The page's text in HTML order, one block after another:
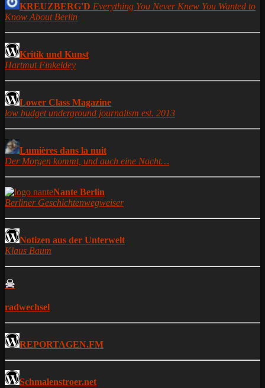
KREUZBERG'D Everything You Never Knew You Wanted to
Know About Berlin
Kritik und Kunst
Hartmut Finkeldey
Lower Class Magazine
low budget underground journalism est. 2013
Lumières dans la nuit
Der Morgen kommt, und auch eine Nacht…
Nante Berlin
Berliner Geschichtenwegweiser
Notizen aus der Unterwelt
Klaus Baum
☠
radwechsel
REPORTAGEN.FM
Schmalenstroer.net